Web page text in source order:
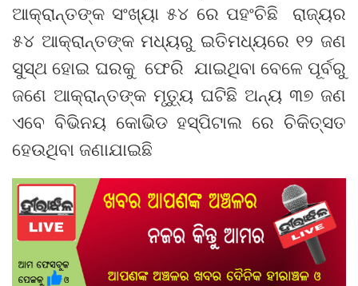
ଆକ୍ରାନ୍ତଙ୍କ ସଂଖ୍ୟା ୫୪ ରେ ପହଂଚିଛି ରାଜ୍ୟର
୫୪ ଆକ୍ରାନ୍ତଙ୍କ ମଧ୍ୟରୁ ଇତିମଧ୍ୟରେ ୧୨ ଜଣ
ସୁସ୍ଥ ହୋଇ ଘରକୁ ଫେରି ଯାଇଥିବା ବେଳେ ପୂର୍ବରୁ
ଜଣେ ଆକ୍ରାନ୍ତଙ୍କ ମୃତ୍ୟୁ ଘଟିଛି ଅନ୍ୟ ୩୭ ଜଣ
ଏବେ ବିଭିନୟ କୋଭିଡ ହସ୍ପିଟାଲ ରେ ଚିକିତ୍ସତ
ହେଉଥିବା ଜଣାଯାଇଛି